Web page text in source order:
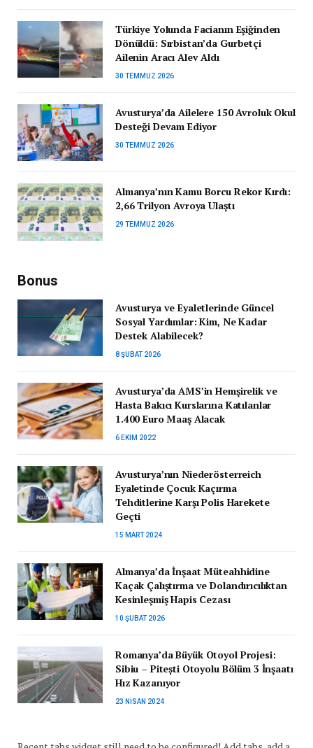
Türkiye Yolunda Facianın Eşiğinden
Dönüldü: Sırbistan’da Gurbetçi
Ailenin Aracı Alev Aldı
30 TEMMUZ 2026
Avusturya’da Ailelere 150 Avroluk Okul
Desteği Devam Ediyor
30 TEMMUZ 2026
Almanya’nın Kamu Borcu Rekor Kırdı:
2,66 Trilyon Avroya Ulaştı
29 TEMMUZ 2026
Bonus
Avusturya ve Eyaletlerinde Güncel
Sosyal Yardımlar: Kim, Ne Kadar
Destek Alabilecek?
8 ŞUBAT 2026
Avusturya’da AMS’in Hemşirelik ve
Hasta Bakıcı Kurslarına Katılanlar
1.400 Euro Maaş Alacak
6 EKIM 2022
Avusturya’nın Niederösterreich
Eyaletinde Çocuk Kaçırma
Tehditlerine Karşı Polis Harekete
Geçti
15 MART 2024
Almanya’da İnşaat Müteahhidine
Kaçak Çalıştırma ve Dolandırıcılıktan
Kesinleşmiş Hapis Cezası
10 ŞUBAT 2026
Romanya’da Büyük Otoyol Projesi:
Sibiu – Pitești Otoyolu Bölüm 3 İnşaatı
Hız Kazanıyor
23 NISAN 2024